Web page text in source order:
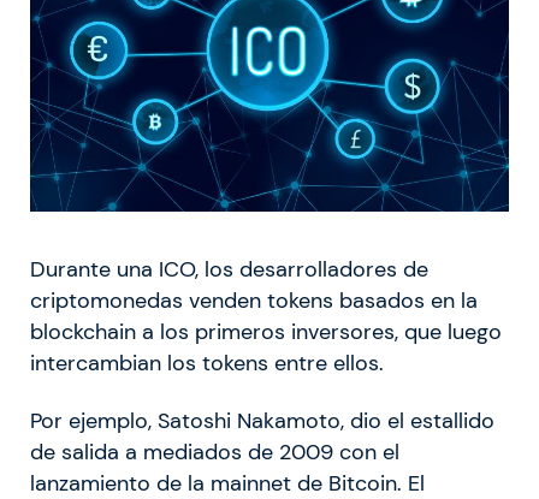
Durante una ICO, los desarrolladores de
criptomonedas venden tokens basados en la
blockchain a los primeros inversores, que luego
intercambian los tokens entre ellos.
Por ejemplo, Satoshi Nakamoto, dio el estallido
de salida a mediados de 2009 con el
lanzamiento de la mainnet de Bitcoin. El